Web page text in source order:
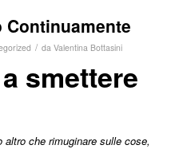
Continuamente
/ da Valentina Bottasini
smettere
che rimuginare sulle cose,